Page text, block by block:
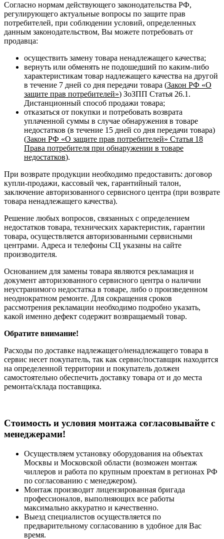
Согласно нормам действующего законодательства РФ,
регулирующего актуальные вопросы по защите прав
потребителей, при соблюдении условий, определенных
данным законодательством, Вы можете потребовать от
продавца:
осуществить замену товара ненадлежащего качества;
вернуть или обменять не подошедший по каким-либо
характеристикам товар надлежащего качества на другой
в течение 7 дней со дня передачи товара (Закон РФ «О
защите прав потребителей») ЗоЗПП Статья 26.1.
Дистанционный способ продажи товара;
отказаться от покупки и потребовать возврата
уплаченной суммы в случае обнаружения в товаре
недостатков (в течение 15 дней со дня передачи товара)
(Закон РФ «О защите прав потребителей» Статья 18
Права потребителя при обнаружении в товаре
недостатков).
При возврате продукции необходимо предоставить: договор
купли-продажи, кассовый чек, гарантийный талон,
заключение авторизованного сервисного центра (при возврате
товара ненадлежащего качества).
Решение любых вопросов, связанных с определением
недостатков товара, технических характеристик, гарантии
товара, осуществляется авторизованными сервисными
центрами. Адреса и телефоны СЦ указаны на сайте
производителя.
Основанием для замены товара являются рекламация и
документ авторизованного сервисного центра о наличии
неустранимого недостатка в товаре, либо о произведенном
неоднократном ремонте. Для сокращения сроков
рассмотрения рекламации необходимо подробно указать,
какой именно дефект содержит возвращаемый товар.
Обратите внимание!
Расходы по доставке надлежащего/ненадлежащего товара в
сервис несет покупатель, так как сервис/поставщик находится
на определенной территории и покупатель должен
самостоятельно обеспечить доставку товара от и до места
ремонта/склада поставщика.
Cтоимость и условия монтажа согласовывайте с
менеджерами!
Осуществляем установку оборудования на объектах
Москвы и Московской области (возможен монтаж
чиллеров и работа по крупным проектам в регионах РФ
по согласованию с менеджером).
Монтаж производит лицензированная бригада
профессионалов, выполняющих все работы
максимально аккуратно и качественно.
Выезд специалистов осуществляется по
предварительному согласованию в удобное для Вас
время.